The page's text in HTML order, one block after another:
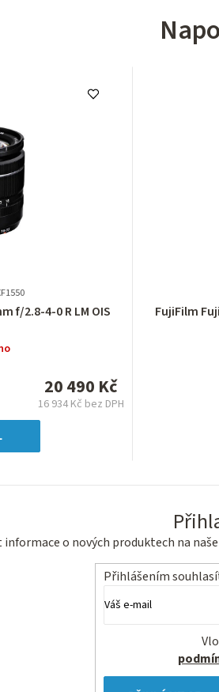
f/2.8-4-0 R LM OIS
20 490 Kč
16 934 Kč bez DPH
FujiFilm
o nových produktech na
Přihlášením